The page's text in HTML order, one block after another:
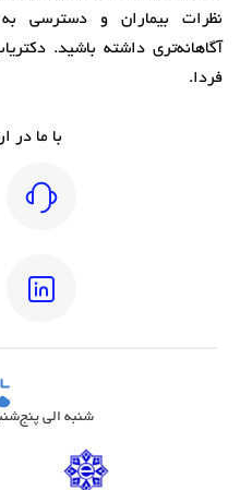
نظرات بیماران و دسترسی به
آگاهانه‌تری داشته باشید.
فردا.
با ما در
شنبه الی پنج‌شنبه